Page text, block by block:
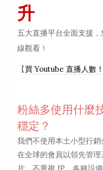
升
五大直播平台全面支援
線觀看！
【買 Youtube 直播人數
粉絲多使用什麼
穩定？
我們不使用本土小型行
在全球的會員以領先管
片，不重複 IP、各種設